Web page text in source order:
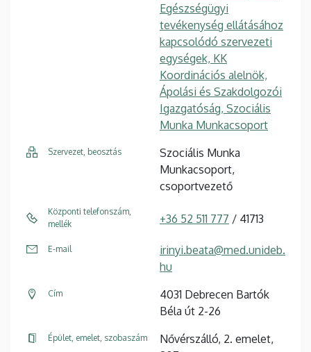
Egészségügyi
tevékenység ellátásához
kapcsolódó szervezeti
egységek, KK
Koordinációs alelnök,
Ápolási és Szakdolgozói
Igazgatóság, Szociális
Munka Munkacsoport
Szervezet, beosztás
Szociális Munka
Munkacsoport,
csoportvezető
Központi telefonszám,
mellék
+36 52 511 777 / 41713
E-mail
irinyi.beata@med.unideb.
hu
Cím
4031 Debrecen Bartók
Béla út 2-26
Épület, emelet, szobaszám
Nővérszálló, 2. emelet,